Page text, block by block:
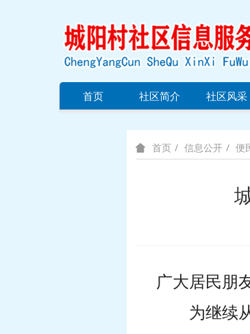
首页 社区简介 社区风采
首页 信息公开 便
广大居民朋
为继续